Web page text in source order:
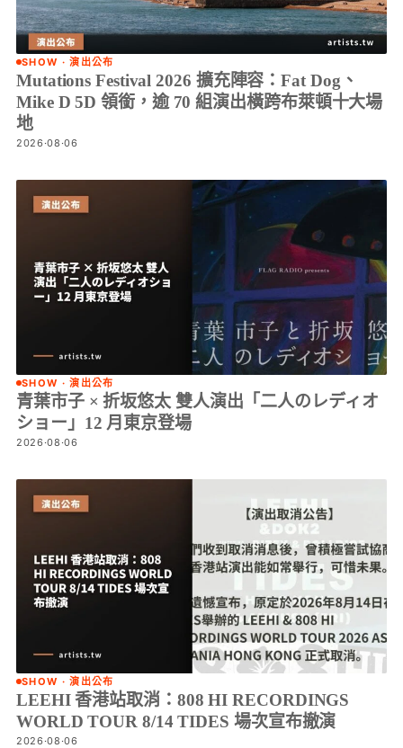
SHOW · 演出公布
Mutations Festival 2026 擴充陣容：Fat Dog、
Mike D 5D 領銜，逾 70 組演出橫跨布萊頓十大場
地
2026·08·06
SHOW · 演出公布
青葉市子 × 折坂悠太 雙人演出「二人のレディオ
ショー」12 月東京登場
2026·08·06
SHOW · 演出公布
LEEHI 香港站取消：808 HI RECORDINGS
WORLD TOUR 8/14 TIDES 場次宣布撤演
2026·08·06